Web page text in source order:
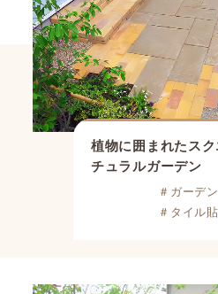
植物に囲まれたス
チュラルガーデン
＃ガーデ
＃タイル